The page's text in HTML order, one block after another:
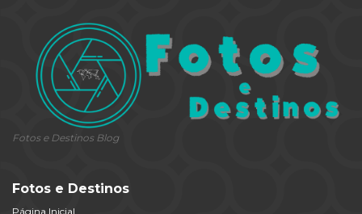
Fotos e Destinos Blog
Fotos e Destinos
Página Inicial